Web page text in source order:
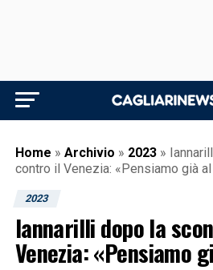
Home » Archivio » 2023 »
contro il Venezia: «Pensiamo già
2023
Iannarilli dopo la
Venezia: «Pensiamo